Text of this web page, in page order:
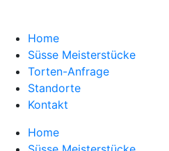
Home
Süsse Meisterstücke
Torten-Anfrage
Standorte
Kontakt
Home